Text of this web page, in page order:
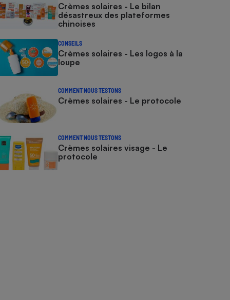
Crèmes solaires - Le bilan
désastreux des plateformes
chinoises
CONSEILS
Crèmes solaires - Les logos à la
loupe
COMMENT NOUS TESTONS
Crèmes solaires - Le protocole
COMMENT NOUS TESTONS
Crèmes solaires visage - Le
protocole